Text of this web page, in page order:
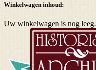
Winkelwagen inhoud:
Uw winkelwagen is nog leeg.